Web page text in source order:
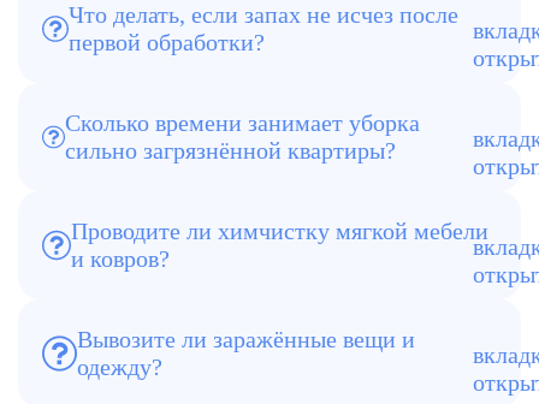
Что делать, если запах не исчез после
первой обработки?
Мы проводим повторную обработку
бесплатно, до полного устранения
Сколько времени занимает уборка
сильно загрязнённой квартиры?
Обычно от 4 до 8 часов, в зависимости
Проводите ли химчистку мягкой мебели
и ковров?
Да, очищаем и дезинфицируем мягкую
Вывозите ли заражённые вещи и
одежду?
Да, утилизируем мусор и заражённые